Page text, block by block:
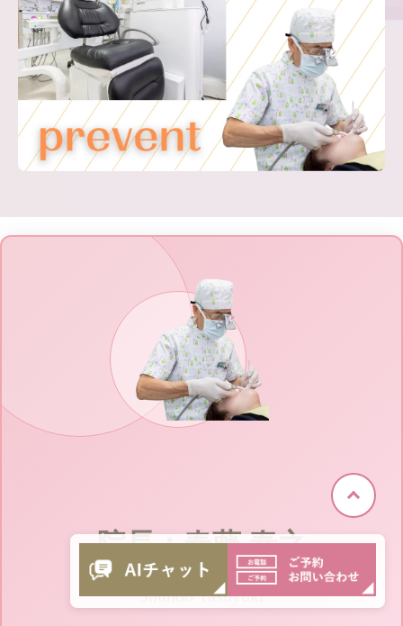
院長：春藤 泰之
Shundo Yasuyuki